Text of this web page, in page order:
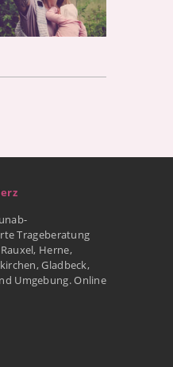
Trageberatung
Herne,
Gladbeck,
Umgebung. Online